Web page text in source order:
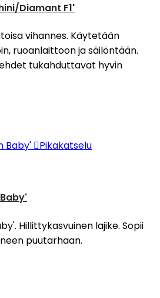
Diamant F1'
vihannes. Käytetään
ruoanlaittoon ja säilöntään.
tukahduttavat hyvin
Pikakatselu
Baby'
Hillittykasvuinen lajike. Sopii
puutarhaan.